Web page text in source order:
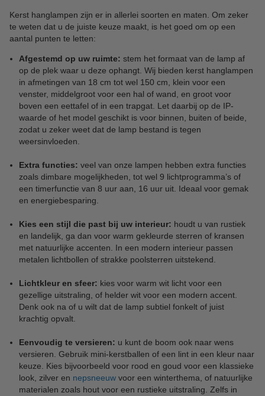
Kerst hanglampen zijn er in allerlei soorten en maten. Om zeker
te weten dat u de juiste keuze maakt, is het goed om op een
aantal punten te letten:
Afgestemd op uw ruimte: stem het formaat van de lamp af
op de plek waar u deze ophangt. Wij bieden kerst hanglampen
in afmetingen van 18 cm tot wel 150 cm, klein voor een
venster, middelgroot voor een hal of wand, en groot voor
boven een eettafel of in een trapgat. Let daarbij op de IP-
waarde of het model geschikt is voor binnen, buiten of beide,
zodat u zeker weet dat de lamp bestand is tegen
weersinvloeden.
Extra functies: veel van onze lampen hebben extra functies
zoals dimbare mogelijkheden, tot wel 9 lichtprogramma’s of
een timerfunctie van 8 uur aan, 16 uur uit. Ideaal voor gemak
en energiebesparing.
Kies een stijl die past bij uw interieur: houdt u van rustiek
en landelijk, ga dan voor warm gekleurde sterren of kransen
met natuurlijke accenten. In een modern interieur passen
metalen lichtbollen of strakke poolsterren uitstekend.
Lichtkleur en sfeer: kies voor warm wit licht voor een
gezellige uitstraling, of helder wit voor een modern accent.
Denk ook na of u wilt dat de lamp subtiel fonkelt of juist
krachtig opvalt.
Eenvoudig te versieren: u kunt de boom ook naar wens
versieren. Gebruik mini-kerstballen of een lint in een kleur naar
keuze. Kies bijvoorbeeld voor rood en goud voor een klassieke
look, zilver en nepsneeuw voor een winterthema, of natuurlijke
materialen zoals hout voor een rustieke uitstraling. Zelfs in